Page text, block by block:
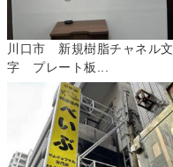
川口市 新規樹脂チャネル文
字 プレート板...